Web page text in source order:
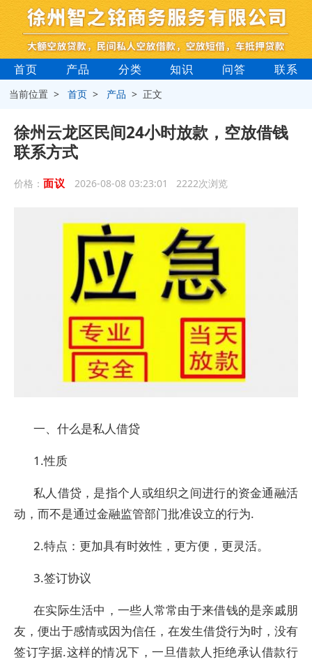
首页 产品 分类 知识 问答 联系
当前位置 >首页 > 产品 > 正文
徐州云龙区民间24小时放款，空放借钱
联系方式
价格： 面议 2026-08-08 03:23:01 2222次浏览
一、什么是私人借贷
1.性质
私人借贷，是指个人或组织之间进行的资金通融活
动，而不是通过金融监管部门批准设立的行为.
2.特点：更加具有时效性，更方便，更灵活。
3.签订协议
在实际生活中，一些人常常由于来借钱的是亲戚朋
友，便出于感情或因为信任，在发生借贷行为时，没有
签订字据.这样的情况下，一旦借款人拒绝承认借款行